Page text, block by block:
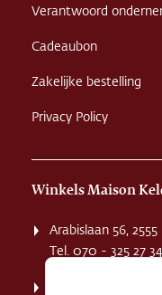
Verantwoord
Cadeaubon
Zakelijke bestelling
Privacy Policy
Winkels Maison
Arabislaan 56,
Tel. 070 - 325 27 34